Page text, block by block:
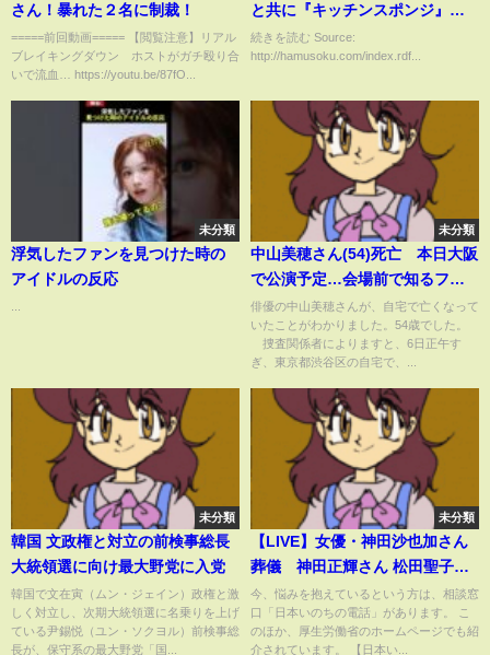
さん！暴れた２名に制裁！
=====前回動画===== 【閲覧注意】リアル
ブレイキングダウン ホストがガチ殴り合
いで流血… https://youtu.be/87fO...
と共に『キッチンスポンジ』
『ロックアイス』『黄色いアイ
リスの花』が置かれていた意味
続きを読む Source:
http://hamusoku.com/index.rdf...
未分類
浮気したファンを見つけた時の
アイドルの反応
未分類
中山美穂さん(54)死亡 本日大阪
で公演予定…会場前で知るファ
ンも「この後仕事できるかどう
か分からない」
俳優の中山美穂さんが、自宅で亡くなって
いたことがわかりました。54歳でした。
捜査関係者によりますと、6日正午す
ぎ、東京都渋谷区の自宅で、...
未分類
韓国 文政権と対立の前検事総長
大統領選に向け最大野党に入党
韓国で文在寅（ムン・ジェイン）政権と激
しく対立し、次期大統領選に名乗りを上げ
ている尹錫悦（ユン・ソクヨル）前検事総
長が、保守系の最大野党「国...
未分類
【LIVE】女優・神田沙也加さん
葬儀 神田正輝さん 松田聖子さ
ん 会見（2021年12月21日）
今、悩みを抱えているという方は、相談窓
口「日本いのちの電話」があります。 こ
のほか、厚生労働省のホームページでも紹
介されています。 【日本い...